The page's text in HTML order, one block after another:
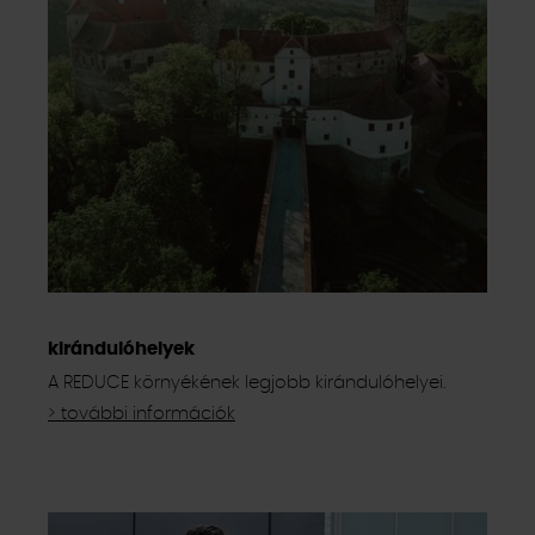
bearbeiten. Ihre Einwilligung können Sie jederzeit mit
Wirkung für die Zukunft im Punkt "Cookie-Einstellungen"
in der Fußzeile dieser Website widerrufen.
Ausgenommen hiervon sind unbedingt erforderliche
Cookies, die nicht abgewählt werden können.
kirándulóhelyek
A REDUCE környékének legjobb kirándulóhelyei.
> további információk